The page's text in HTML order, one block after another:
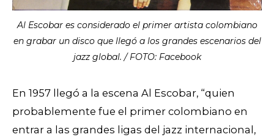
Al Escobar es considerado el primer artista colombiano
en grabar un disco que llegó a los grandes escenarios del
jazz global. / FOTO: Facebook
En 1957 llegó a la escena Al Escobar, “quien
probablemente fue el primer colombiano en
entrar a las grandes ligas del jazz internacional,